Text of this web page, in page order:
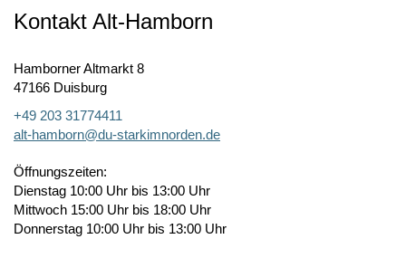
Kontakt Alt-Hamborn
Hamborner Altmarkt 8
47166 Duisburg
+49 203 31774411
alt-hamborn@du-starkimnorden.de
Öffnungszeiten:
Dienstag 10:00 Uhr bis 13:00 Uhr
Mittwoch 15:00 Uhr bis 18:00 Uhr
Donnerstag 10:00 Uhr bis 13:00 Uhr